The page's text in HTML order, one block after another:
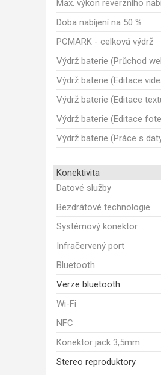
Max. výkon reverzního
Doba nabíjení na 50 %
PCMARK - celková výdrž
Výdrž baterie (Průchod
Výdrž baterie (Editace
Výdrž baterie (Editace
Výdrž baterie (Editace
Výdrž baterie (Práce s
Konektivita
Datové služby
Bezdrátové technologie
Systémový konektor
Infračervený port
Bluetooth
Verze bluetooth
Wi-Fi
NFC
Konektor jack 3,5mm
Stereo reproduktory